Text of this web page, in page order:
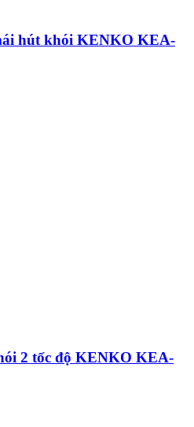
hút khói KENKO KEA-
2 tốc độ KENKO KEA-